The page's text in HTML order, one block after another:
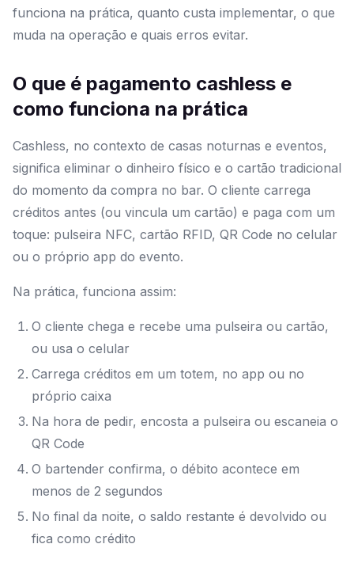
funciona na prática, quanto custa implementar, o que
muda na operação e quais erros evitar.
O que é pagamento cashless e
como funciona na prática
Cashless, no contexto de casas noturnas e eventos,
significa eliminar o dinheiro físico e o cartão tradicional
do momento da compra no bar. O cliente carrega
créditos antes (ou vincula um cartão) e paga com um
toque: pulseira NFC, cartão RFID, QR Code no celular
ou o próprio app do evento.
Na prática, funciona assim:
O cliente chega e recebe uma pulseira ou cartão,
ou usa o celular
Carrega créditos em um totem, no app ou no
próprio caixa
Na hora de pedir, encosta a pulseira ou escaneia o
QR Code
O bartender confirma, o débito acontece em
menos de 2 segundos
No final da noite, o saldo restante é devolvido ou
fica como crédito